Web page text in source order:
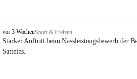
F
r
e
vor 3 WochenSport & Freizeit
Starker Auftritt beim Nassleistungsbewerb der
Satteins.